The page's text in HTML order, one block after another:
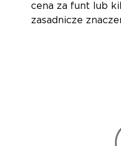
cena za funt lub
zasadnicze